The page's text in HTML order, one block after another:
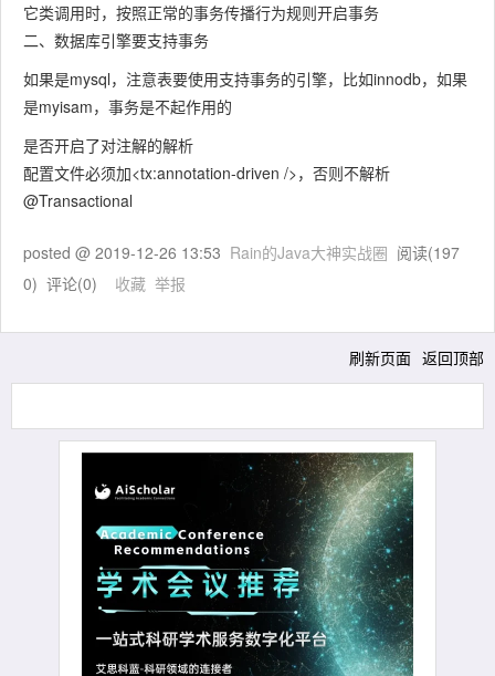
它类调用时，按照正常的事务传播行为规则开启事务
二、数据库引擎要支持事务
如果是mysql，注意表要使用支持事务的引擎，比如innodb，如果
是myisam，事务是不起作用的
是否开启了对注解的解析
配置文件必须加<tx:annotation-driven />，否则不解析
@Transactional
posted @ 2019-12-26 13:53 Rain的Java大神实战圈 阅读(197
0) 评论(0) 收藏 举报
刷新页面 返回顶部